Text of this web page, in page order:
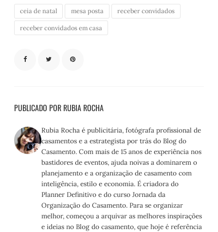
ceia de natal mesa posta receber convidados
receber convidados em casa
PUBLICADO POR RUBIA ROCHA
Rubia Rocha é publicitária, fotógrafa profissional de
casamentos e a estrategista por trás do Blog do
Casamento. Com mais de 15 anos de experiência nos
bastidores de eventos, ajuda noivas a dominarem o
planejamento e a organização de casamento com
inteligência, estilo e economia. É criadora do
Planner Definitivo e do curso Jornada da
Organização do Casamento. Para se organizar
melhor, começou a arquivar as melhores inspirações
e ideias no Blog do casamento, que hoje é referência